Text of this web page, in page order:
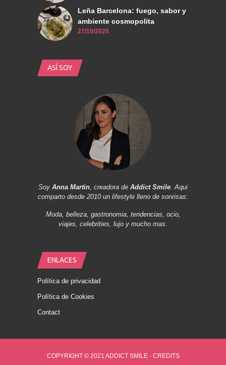
Leña Barcelona: fuego, sabor y
ambiente cosmopolita
27/10/2025
ASÍ SOY
Soy Anna Martin, creadora de Addict Smile. Aqui
comparto desde 2010 un lifestyle lleno de sonrisas:
Moda, belleza, gastronomia, tendencias, ocio,
viajes, celebrities, lujo y mucho mas.
ENLACES
Política de privacidad
Política de Cookies
Contact
COPYRIGHT © 2021 ADDICT SMILE · CREDITS